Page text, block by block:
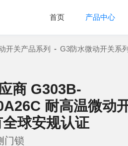
首页 产品中心
开关产品系列 - G3防水微动开关系列
球安规认证
门锁